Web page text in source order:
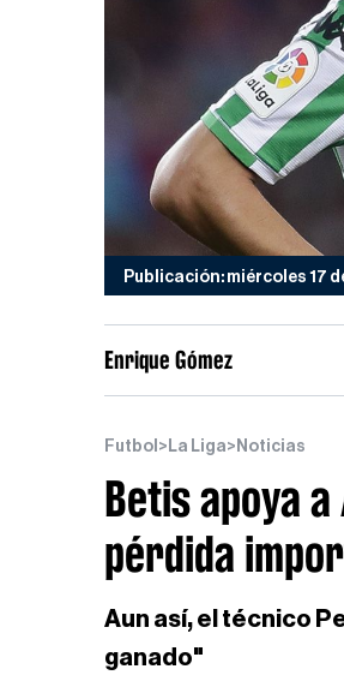
Publicación: miércoles 17
Enrique Gómez
Futbol > La Liga> Noticias
Betis apoya
pérdida
Aun así, el técnico
ganado"